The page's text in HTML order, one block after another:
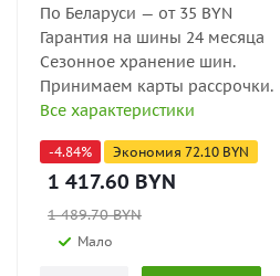
По Беларуси — от 35 BYN
Гарантия на шины 24 месяца
Сезонное хранение шин.
Принимаем карты рассрочки.
Все характеристики
-4.84% Экономия 72.10 BYN
1 417.60 BYN
1 489.70BYN
Мало